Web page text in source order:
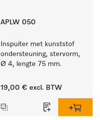
APLW 050
Inspuiter met kunststof
ondersteuning, stervorm,
Ø 4, lengte 75 mm.
19,00 € excl. BTW